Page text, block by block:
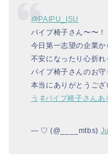
@PAIPU_ISU
パイプ椅子さん〜〜！
今日第一志望の企業
不安になったり心折れ
パイプ椅子さんのお
本当にありがとうござ
う #パイプ椅子さんあ
— ♡ (@____mtbs)